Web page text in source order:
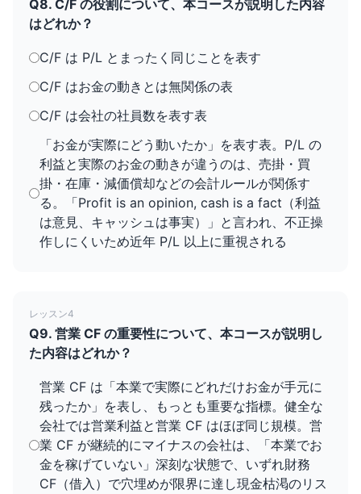
Q8. C/F の役割について、本コースが説明した内容
はどれか？
C/F は P/L とまったく同じことを表す
C/F はお金の動きとは無関係の表
C/F は会社の社員数を表す表
「お金が実際にどう動いたか」を表す表。P/L の
利益と実際のお金の動きが違うのは、売掛・買
掛・在庫・減価償却などの会計ルールが関係す
る。「Profit is an opinion, cash is a fact（利益
は意見、キャッシュは事実）」と言われ、不正操
作しにくいため近年 P/L 以上に重視される
レッスン4
Q9. 営業 CF の重要性について、本コースが説明し
た内容はどれか？
営業 CF は「本業で実際にどれだけお金が手元に
残ったか」を表し、もっとも重要な指標。健全な
会社では営業利益と営業 CF はほぼ同じ規模。営
業 CF が継続的にマイナスの会社は、「本業でお
金を稼げていない」深刻な状態で、いずれ財務
CF（借入）で穴埋めが限界に達し現金枯渇のリス